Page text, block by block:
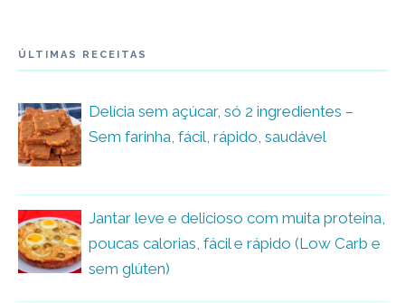
ÚLTIMAS RECEITAS
Delícia sem açúcar, só 2 ingredientes –
Sem farinha, fácil, rápido, saudável
Jantar leve e delicioso com muita proteína,
poucas calorias, fácil e rápido (Low Carb e
sem glúten)